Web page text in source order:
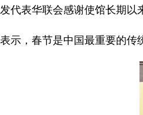
代表华联会感谢使馆长期以
示，春节是中国最重要的传